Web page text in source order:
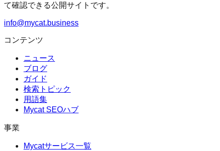
て確認できる公開サイトです。
info@mycat.business
コンテンツ
ニュース
ブログ
ガイド
検索トピック
用語集
Mycat SEOハブ
事業
Mycatサービス一覧